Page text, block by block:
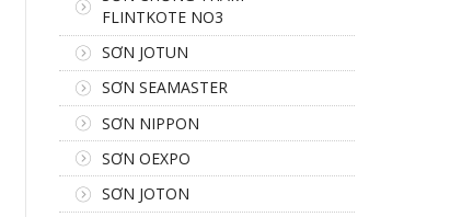
FLINTKOTE NO3
SƠN JOTUN
SƠN SEAMASTER
SƠN NIPPON
SƠN OEXPO
SƠN JOTON